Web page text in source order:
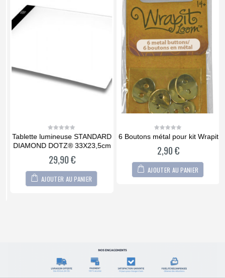
0
of
Tablette lumineuse STANDARD
DIAMOND DOTZ® 33X23,5cm
29,90€
AJOUTER AU PANIER
0
6 Boutons métal pour kit Wrapit
2,90€
AJOUTER AU PANIER